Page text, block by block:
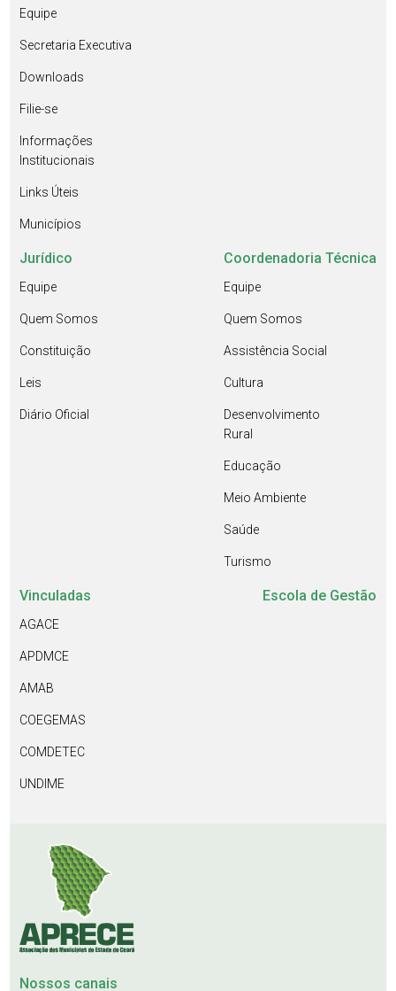
Equipe
Secretaria Executiva
Downloads
Filie-se
Informações
Institucionais
Links Úteis
Municípios
Jurídico
Equipe
Quem Somos
Constituição
Leis
Diário Oficial
Coordenadoria Técnica
Equipe
Quem Somos
Assistência Social
Cultura
Desenvolvimento
Rural
Educação
Meio Ambiente
Saúde
Turismo
Vinculadas
AGACE
APDMCE
AMAB
COEGEMAS
COMDETEC
UNDIME
Escola de Gestão
Nossos canais